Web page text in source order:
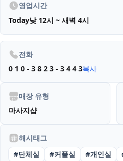
영업시간
Today낮 12시 ~ 새벽 4시
전화
0 1 0 - 3 8 2 3 - 3 4 4 3복사
매장 유형
마사지샵
해시태그
#단체실 #커플실 #개인실